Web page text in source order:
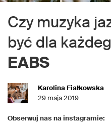
Czy muzyka
być dla
EABS
Karolina Fiałkowska
29 maja 2019
Obserwuj nas na instagramie: